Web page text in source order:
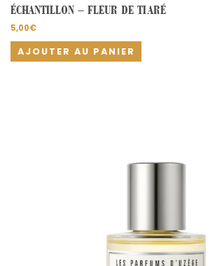
ÉCHANTILLON – FLEUR DE TIARÉ
5,00€
AJOUTER AU PANIER